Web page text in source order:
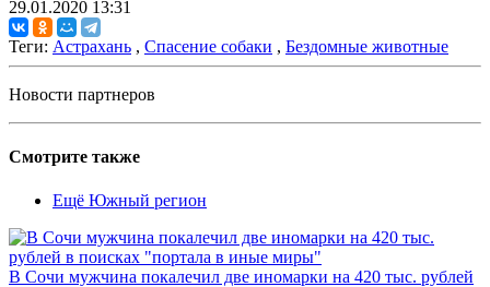
29.01.2020 13:31
Теги: Астрахань , Спасение собаки , Бездомные животные
Новости партнеров
Смотрите также
Ещё Южный регион
В Сочи мужчина покалечил две иномарки на 420 тыс. рублей